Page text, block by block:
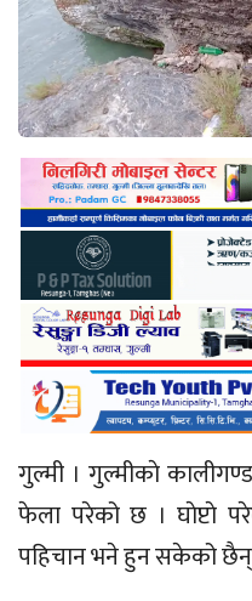
गुल्मी । गुल्मीकाे
फेला परेको छ । घाेप्टाे
पहिचान भने हुन सकेको छैन्